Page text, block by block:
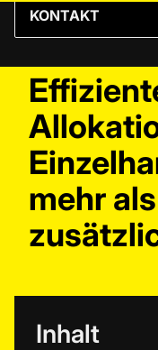
KONTAKT
mehr
Inhalt